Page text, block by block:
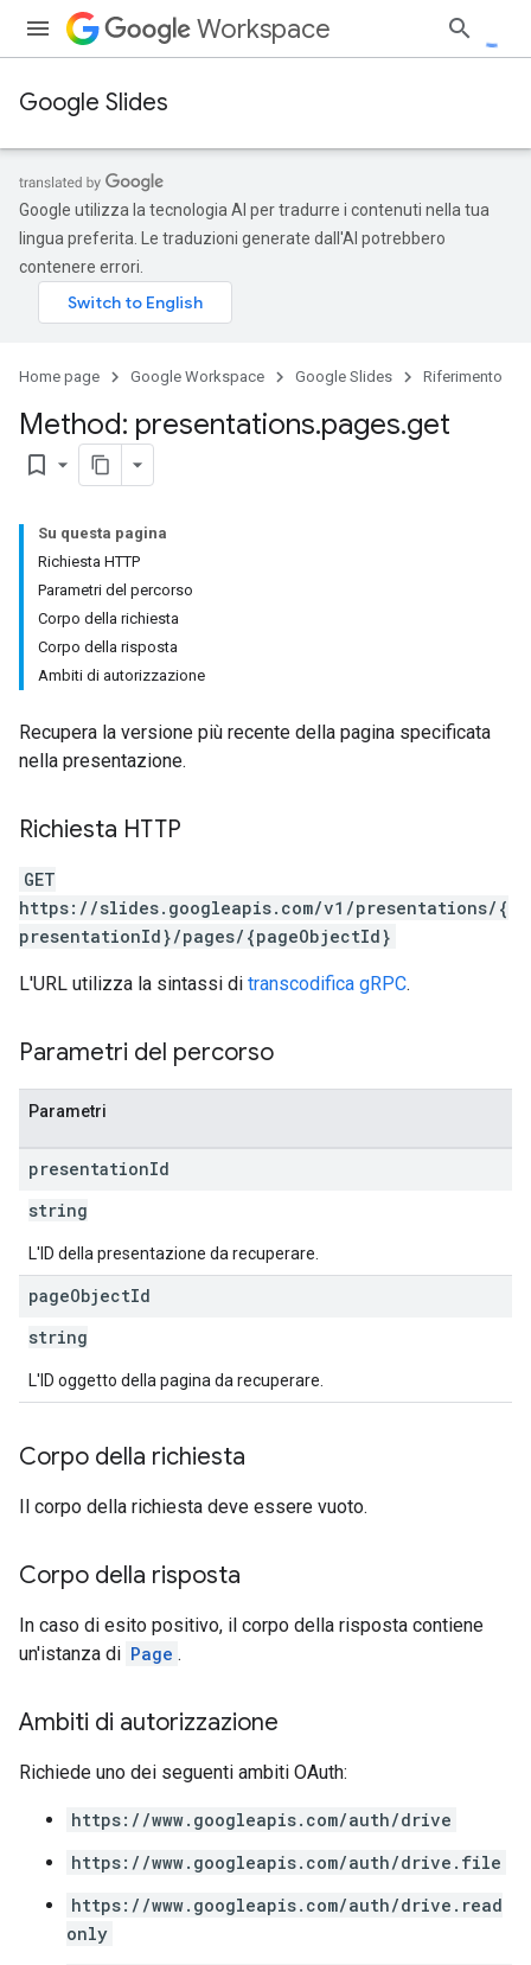
Workspace
Google Slides
Google utilizza la tecnologia AI per tradurre i contenuti nella tua
lingua preferita. Le traduzioni generate dall'AI potrebbero
contenere errori.
Home page Google Workspace Google Slides Riferimento
Method: presentations.pages.get
bookmark_border
Su questa pagina
Richiesta HTTP
Parametri del percorso
Corpo della richiesta
Corpo della risposta
Ambiti di autorizzazione
Recupera la versione più recente della pagina specificata
nella presentazione.
Richiesta HTTP
GET
https://slides.googleapis.com/v1/presentations/{
presentationId}/pages/{pageObjectId}
L'URL utilizza la sintassi di transcodifica gRPC.
Parametri del percorso
Parametri
presentationId
string
L'ID della presentazione da recuperare.
pageObjectId
string
L'ID oggetto della pagina da recuperare.
Corpo della richiesta
Il corpo della richiesta deve essere vuoto.
Corpo della risposta
In caso di esito positivo, il corpo della risposta contiene
un'istanza di Page .
Ambiti di autorizzazione
Richiede uno dei seguenti ambiti OAuth:
https://www.googleapis.com/auth/drive
https://www.googleapis.com/auth/drive.file
https://www.googleapis.com/auth/drive.read
only